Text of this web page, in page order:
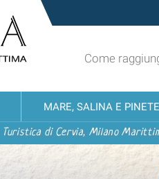
Come
MARE, SALINA E PINETE
di Cervia, Milano